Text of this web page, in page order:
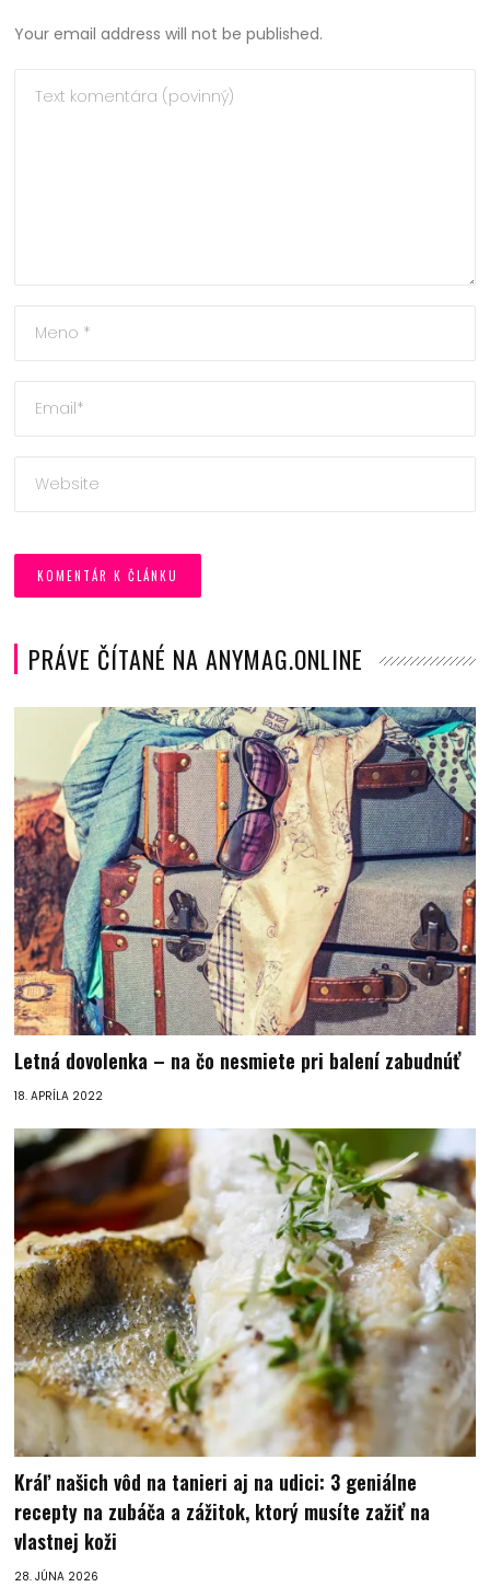
Your email address will not be published.
PRÁVE ČÍTANÉ NA ANYMAG.ONLINE
Letná dovolenka – na čo nesmiete pri balení zabudnúť
18. APRÍLA 2022
Kráľ našich vôd na tanieri aj na udici: 3 geniálne
recepty na zubáča a zážitok, ktorý musíte zažiť na
vlastnej koži
28. JÚNA 2026